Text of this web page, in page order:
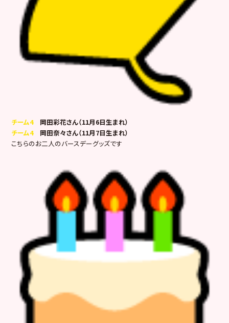
チーム4岡田彩花さん（11月6日生まれ）
チーム4岡田奈々さん（11月7日生まれ）
こちらのお二人のバースデーグッズです